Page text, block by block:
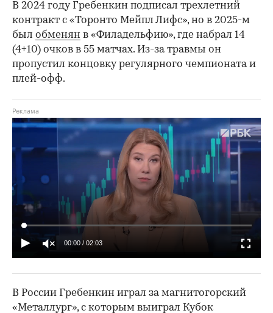
В 2024 году Гребенкин подписал трехлетний
контракт с «Торонто Мейпл Лифс», но в 2025-м
был обменян в «Филадельфию», где набрал 14
(4+10) очков в 55 матчах. Из-за травмы он
пропустил концовку регулярного чемпионата и
плей-офф.
00:00 / 02:03
В России Гребенкин играл за магнитогорский
«Металлург», с которым выиграл Кубок